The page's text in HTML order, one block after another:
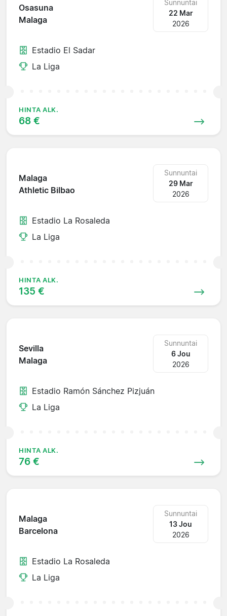
Osasuna
Malaga
Sunnuntai
22 Mar
2026
Estadio El Sadar
La Liga
HINTA ALK.
68 €
Malaga
Athletic Bilbao
Sunnuntai
29 Mar
2026
Estadio La Rosaleda
La Liga
HINTA ALK.
135 €
Sevilla
Malaga
Sunnuntai
6 Jou
2026
Estadio Ramón Sánchez Pizjuán
La Liga
HINTA ALK.
76 €
Malaga
Barcelona
Sunnuntai
13 Jou
2026
Estadio La Rosaleda
La Liga